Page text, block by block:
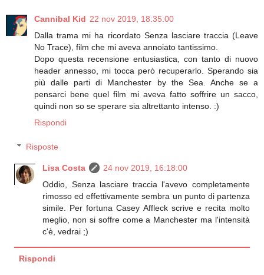
Cannibal Kid 22 nov 2019, 18:35:00
Dalla trama mi ha ricordato Senza lasciare traccia (Leave
No Trace), film che mi aveva annoiato tantissimo.
Dopo questa recensione entusiastica, con tanto di nuovo
header annesso, mi tocca però recuperarlo. Sperando sia
più dalle parti di Manchester by the Sea. Anche se a
pensarci bene quel film mi aveva fatto soffrire un sacco,
quindi non so se sperare sia altrettanto intenso. :)
Rispondi
Risposte
Lisa Costa
24 nov 2019, 16:18:00
Oddio, Senza lasciare traccia l'avevo completamente
rimosso ed effettivamente sembra un punto di partenza
simile. Per fortuna Casey Affleck scrive e recita molto
meglio, non si soffre come a Manchester ma l'intensità
c'è, vedrai ;)
Rispondi